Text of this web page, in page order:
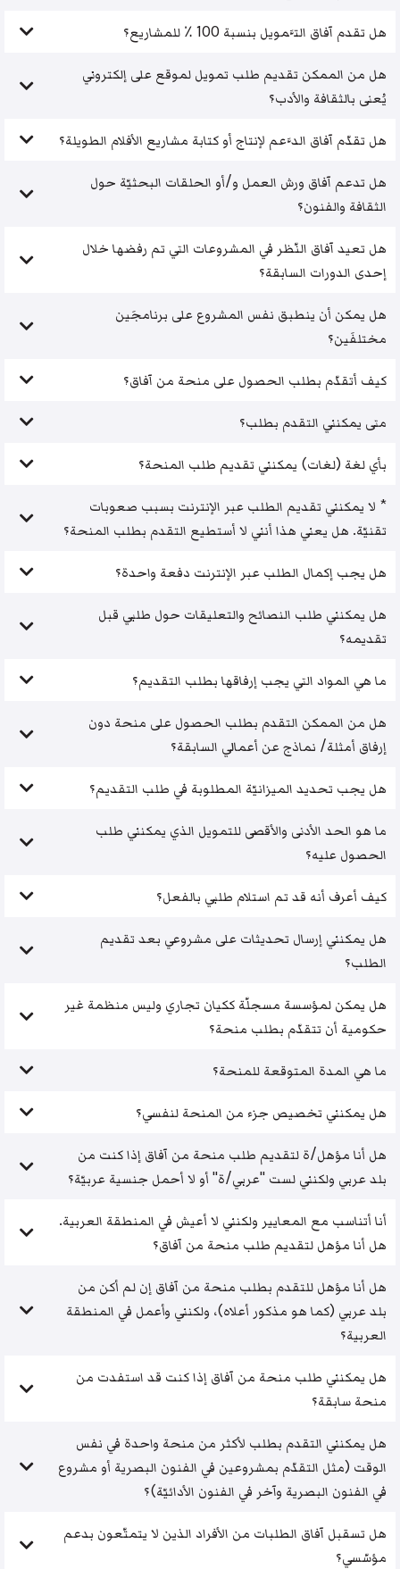
هل تقدم آفاق التَّمويل بنسبة 100 ٪ للمشاريع؟
هل من الممكن تقديم طلب تمويل لموقع على إلكتروني
يُعنى بالثقافة والأدب؟
هل تقدّم آفاق الدَّعم لإنتاج أو كتابة مشاريع الأفلام الطويلة؟
هل تدعم آفاق ورش العمل و/أو الحلقات البحثيّة حول
الثقافة والفنون؟
هل تعيد آفاق النّظر في المشروعات التي تم رفضها خلال
إحدى الدورات السابقة؟
هل يمكن أن ينطبق نفس المشروع على برنامجَين
مختلفَين؟
كيف أتقدّم بطلب الحصول على منحة من آفاق؟
متى يمكنني التقدم بطلب؟
بأي لغة (لغات) يمكنني تقديم طلب المنحة؟
* لا يمكنني تقديم الطلب عبر الإنترنت بسبب صعوبات
تقنيّة. هل يعني هذا أنني لا أستطيع التقدم بطلب المنحة؟
هل يجب إكمال الطلب عبر الإنترنت دفعة واحدة؟
هل يمكنني طلب النصائح والتعليقات حول طلبي قبل
تقديمه؟
ما هي المواد التي يجب إرفاقها بطلب التقديم؟
هل من الممكن التقدم بطلب الحصول على منحة دون
إرفاق أمثلة/ نماذج عن أعمالي السابقة؟
هل يجب تحديد الميزانيّة المطلوبة في طلب التقديم؟
ما هو الحد الأدنى والأقصى للتمويل الذي يمكنني طلب
الحصول عليه؟
كيف أعرف أنه قد تم استلام طلبي بالفعل؟
هل يمكنني إرسال تحديثات على مشروعي بعد تقديم
الطلب؟
هل يمكن لمؤسسة مسجلّة ككيان تجاري وليس منظمة غير
حكومية أن تتقدّم بطلب منحة؟
ما هي المدة المتوقعة للمنحة؟
هل يمكنني تخصيص جزء من المنحة لنفسي؟
هل أنا مؤهل/ة لتقديم طلب منحة من آفاق إذا كنت من
بلد عربي ولكنني لست "عربي/ة" أو لا أحمل جنسية عربيّة؟
أنا أتناسب مع المعايير ولكنني لا أعيش في المنطقة العربية.
هل أنا مؤهل لتقديم طلب منحة من آفاق؟
هل أنا مؤهل للتقدم بطلب منحة من آفاق إن لم أكن من
بلد عربي (كما هو مذكور أعلاه)، ولكنني وأعمل في المنطقة
العربية؟
هل يمكنني طلب منحة من آفاق إذا كنت قد استفدت من
منحة سابقة؟
هل يمكنني التقدم بطلب لأكثر من منحة واحدة في نفس
الوقت (مثل التقدّم بمشروعين في الفنون البصرية أو مشروع
في الفنون البصرية وآخر في الفنون الأدائيّة)؟
هل تسقبل آفاق الطلبات من الأفراد الذين لا يتمتّعون بدعم
مؤسّسي؟